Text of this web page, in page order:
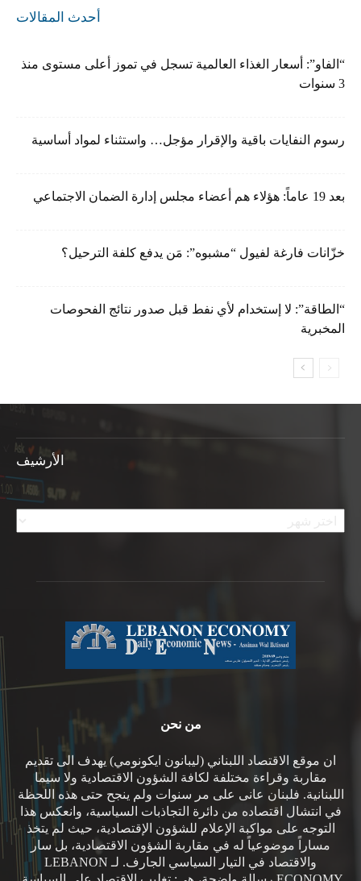
أحدث المقالات
“الفاو”: أسعار الغذاء العالمية تسجل في تموز أعلى مستوى منذ
3 سنوات
رسوم النفايات باقية والإقرار مؤجل… واستثناء لمواد أساسية
بعد 19 عاماً: هؤلاء هم أعضاء مجلس إدارة الضمان الاجتماعي
خزّانات فارغة لفيول “مشبوه”: مَن يدفع كلفة الترحيل؟
“الطاقة”: لا إستخدام لأي نفط قبل صدور نتائج الفحوصات
المخبرية
الأرشيف
الأرشيف
من نحن
ان موقع الاقتصاد اللبناني (ليبانون ايكونومي) يهدف الى تقديم
مقاربة وقراءة مختلفة لكافة الشؤون الاقتصادية ولا سيما
اللبنانية. فلبنان عانى على مر سنوات ولم ينجح حتى هذه اللحظة
في انتشال اقتصاده من دائرة التجاذبات السياسية، وانعكس هذا
التوجه على مواكبة الإعلام للشؤون الإقتصادية، حيث لم يتخذ
مساراً موضوعياً له في مقاربة الشؤون الاقتصادية، بل سار
والاقتصاد في التيار السياسي الجارف. لـ LEBANON